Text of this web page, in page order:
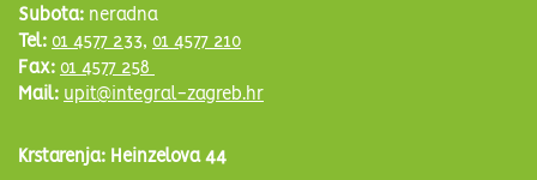
Subota: neradna
Tel: 01 4577 233, 01 4577 210
Fax: 01 4577 258
Mail: upit@integral-zagreb.hr
Krstarenja: Heinzelova 44